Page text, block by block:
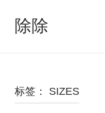
除除
标签： SIZES